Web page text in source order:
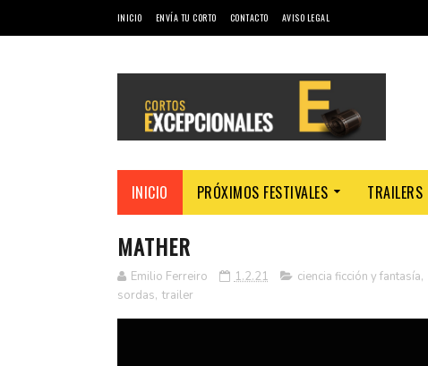
INICIO ENVÍA TU CORTO CONTACTO AVISO LEGAL
INICIO PRÓXIMOS FESTIVALES TRAILERS
MATHER
Emilio Ferreiro 1.2.21 ciencia ficción y fantasía,
sordas, trailer